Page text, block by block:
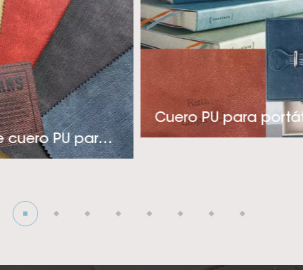
de colores, relieves y acabados elegantes.
para la industria de etiquetas, empaques y
y pensamiento innovador, Rista adopta un
rentables y específicos para aplicaciones que
Si está buscando un proveedor de cuero
de alta calidad constante para su elegante
póngase en contacto con nosotros! La visión de
en el ¡El mejor y más profesional proveedor de
Etiqueta de cuero PU para jeans
Cuero PU para